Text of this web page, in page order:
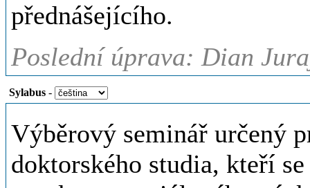
přednášejícího.
Poslední úprava: Dian
Sylabus -
Výběrový seminář určený
doktorského studia, kteří